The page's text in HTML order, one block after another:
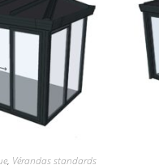
, Vérandas standards